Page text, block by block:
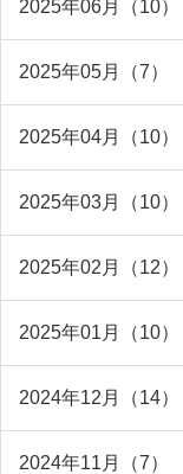
2025年06月（10）
2025年05月（7）
2025年04月（10）
2025年03月（10）
2025年02月（12）
2025年01月（10）
2024年12月（14）
2024年11月（7）